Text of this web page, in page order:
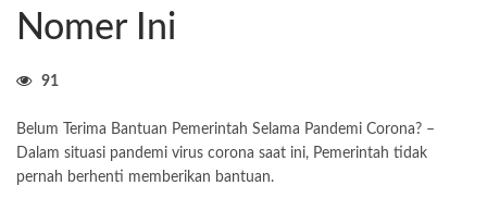
Nomer Ini
91
Belum Terima Bantuan Pemerintah Selama Pandemi Corona? –
Dalam situasi pandemi virus corona saat ini, Pemerintah tidak
pernah berhenti memberikan bantuan.